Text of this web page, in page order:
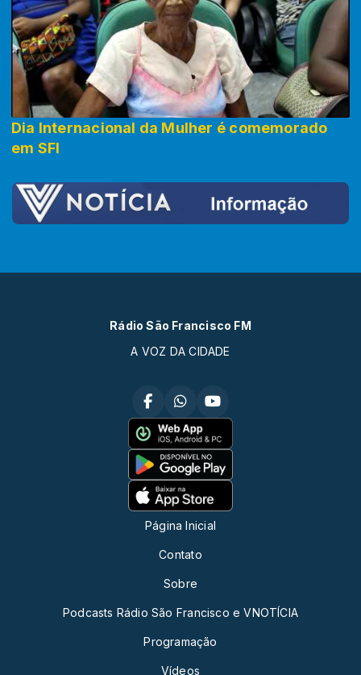
Dia Internacional da Mulher é comemorado
em SFI
Rádio São Francisco FM
A VOZ DA CIDADE
Página Inicial
Contato
Sobre
Podcasts Rádio São Francisco e VNOTÍCIA
Programação
Vídeos